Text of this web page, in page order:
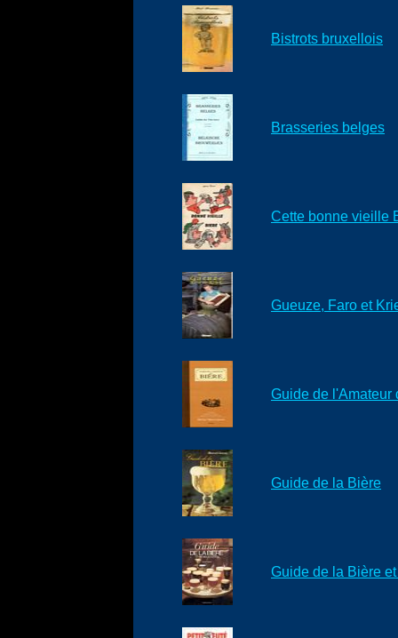
Bistrots bruxellois
Brasseries belges
Cette bonne vieille
Gueuze, Faro et
Guide de l'Amateur
Guide de la Bière
Guide de la Bière